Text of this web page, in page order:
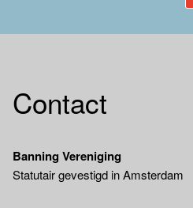
Contact
Banning Vereniging
Statutair gevestigd in Amsterdam